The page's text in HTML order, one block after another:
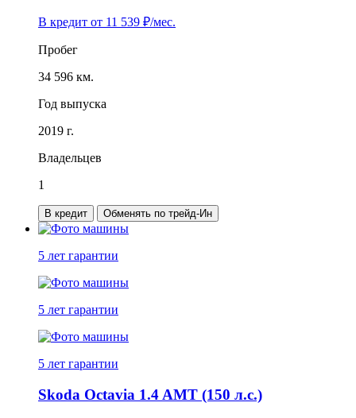
В кредит от 11 539 ₽/мес.
Пробег
34 596 км.
Год выпуска
2019 г.
Владельцев
1
В кредит Обменять по трейд-Ин
5 лет гарантии
5 лет гарантии
5 лет гарантии
Skoda Octavia 1.4 AMT (150 л.с.)